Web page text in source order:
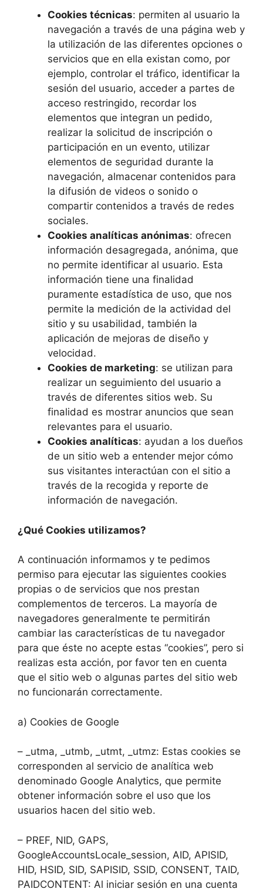
Cookies técnicas: permiten al usuario la
navegación a través de una página web y
la utilización de las diferentes opciones o
servicios que en ella existan como, por
ejemplo, controlar el tráfico, identificar la
sesión del usuario, acceder a partes de
acceso restringido, recordar los
elementos que integran un pedido,
realizar la solicitud de inscripción o
participación en un evento, utilizar
elementos de seguridad durante la
navegación, almacenar contenidos para
la difusión de videos o sonido o
compartir contenidos a través de redes
sociales.
Cookies analíticas anónimas: ofrecen
información desagregada, anónima, que
no permite identificar al usuario. Esta
información tiene una finalidad
puramente estadística de uso, que nos
permite la medición de la actividad del
sitio y su usabilidad, también la
aplicación de mejoras de diseño y
velocidad.
Cookies de marketing: se utilizan para
realizar un seguimiento del usuario a
través de diferentes sitios web. Su
finalidad es mostrar anuncios que sean
relevantes para el usuario.
Cookies analíticas: ayudan a los dueños
de un sitio web a entender mejor cómo
sus visitantes interactúan con el sitio a
través de la recogida y reporte de
información de navegación.
¿Qué Cookies utilizamos?
A continuación informamos y te pedimos
permiso para ejecutar las siguientes cookies
propias o de servicios que nos prestan
complementos de terceros. La mayoría de
navegadores generalmente te permitirán
cambiar las características de tu navegador
para que éste no acepte estas “cookies”, pero si
realizas esta acción, por favor ten en cuenta
que el sitio web o algunas partes del sitio web
no funcionarán correctamente.
a) Cookies de Google
– _utma, _utmb, _utmt, _utmz: Estas cookies se
corresponden al servicio de analítica web
denominado Google Analytics, que permite
obtener información sobre el uso que los
usuarios hacen del sitio web.
– PREF, NID, GAPS,
GoogleAccountsLocale_session, AID, APISID,
HID, HSID, SID, SAPISID, SSID, CONSENT, TAID,
PAIDCONTENT: Al iniciar sesión en una cuenta